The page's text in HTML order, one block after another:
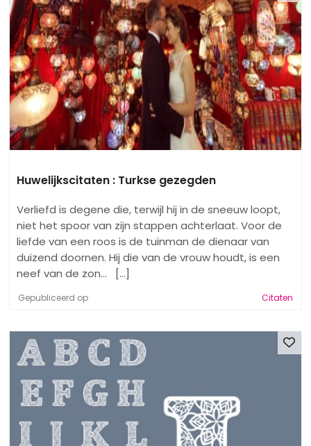
Huwelijkscitaten : Turkse gezegden
Verliefd is degene die, terwijl hij in de sneeuw loopt,
niet het spoor van zijn stappen achterlaat. Voor de
liefde van een roos is de tuinman de dienaar van
duizend doornen. Hij die van de vrouw houdt, is een
neef van de zon... [...]
Gepubliceerd op Citaten